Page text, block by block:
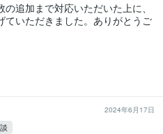
追加まで対応いただいた上に、
いただきました。ありがとうご
2024年6月17日